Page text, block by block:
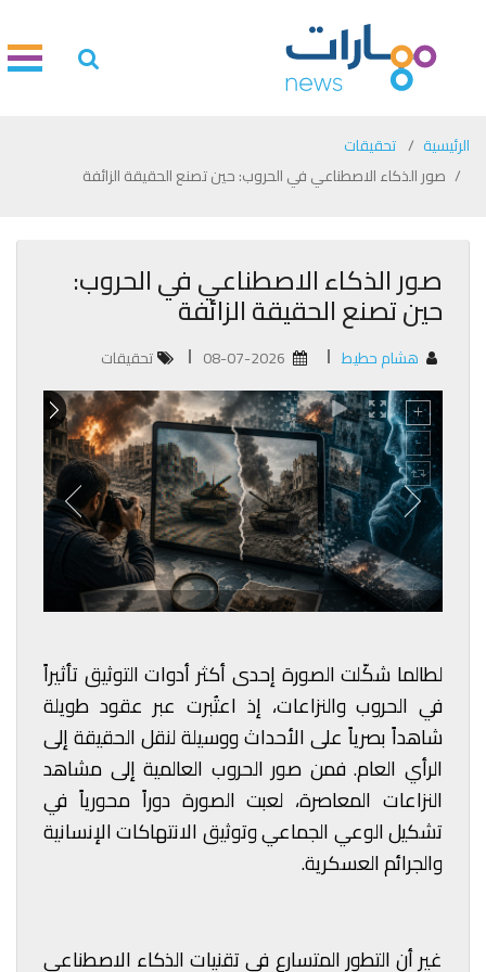
الرئيسية
تحقيقات
صور الذكاء الاصطناعي في الحروب: حين تصنع الحقيقة الزائفة
صور الذكاء الاصطناعي في الحروب:
حين تصنع الحقيقة الزائفة
هشام حطيط تحقيقات
لطالما شكّلت الصورة إحدى أكثر أدوات التوثيق تأثيراً
في الحروب والنزاعات، إذ اعتُبرت عبر عقود طويلة
شاهداً بصرياً على الأحداث ووسيلة لنقل الحقيقة إلى
الرأي العام. فمن صور الحروب العالمية إلى مشاهد
النزاعات المعاصرة، لعبت الصورة دوراً محورياً في
تشكيل الوعي الجماعي وتوثيق الانتهاكات الإنسانية
والجرائم العسكرية.
غير أن التطور المتسارع في تقنيات الذكاء الاصطناعي